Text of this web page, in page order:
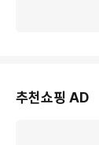
추천쇼핑 AD